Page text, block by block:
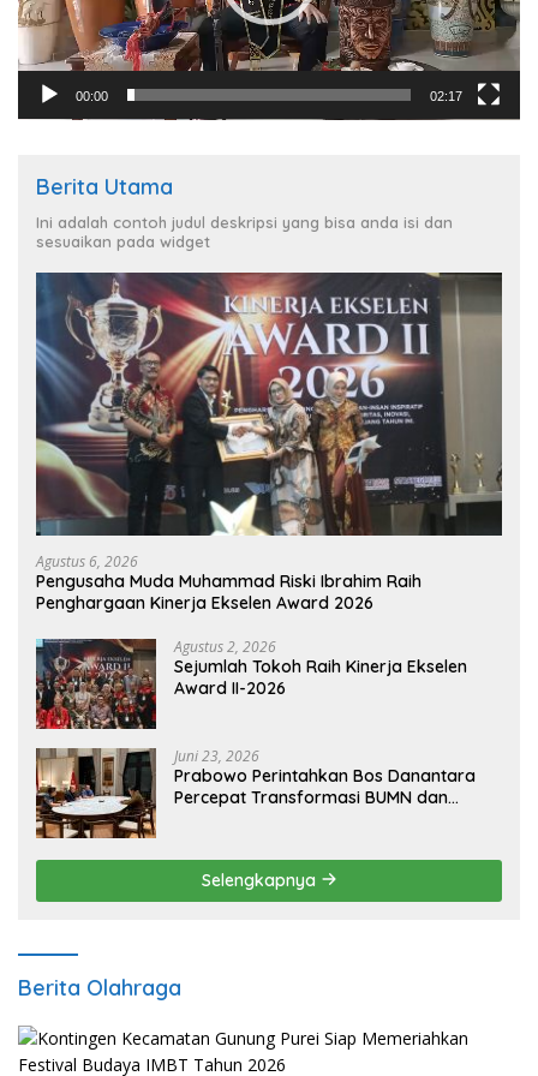
00:00 02:17
Berita Utama
Ini adalah contoh judul deskripsi yang bisa anda isi dan
sesuaikan pada widget
Agustus 6, 2026
Pengusaha Muda Muhammad Riski Ibrahim Raih
Penghargaan Kinerja Ekselen Award 2026
Agustus 2, 2026
Sejumlah Tokoh Raih Kinerja Ekselen
Award II-2026
Juni 23, 2026
Prabowo Perintahkan Bos Danantara
Percepat Transformasi BUMN dan
Selengkapnya
Berita Olahraga